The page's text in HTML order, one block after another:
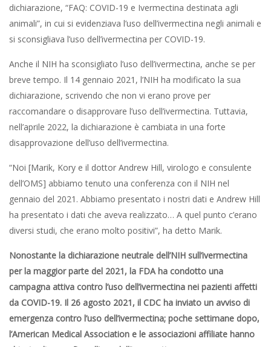
dichiarazione, “FAQ: COVID-19 e Ivermectina destinata agli
animali”, in cui si evidenziava l’uso dell’ivermectina negli animali e
si sconsigliava l’uso dell’ivermectina per COVID-19.
Anche il NIH ha sconsigliato l’uso dell’ivermectina, anche se per
breve tempo. Il 14 gennaio 2021, l’NIH ha modificato la sua
dichiarazione, scrivendo che non vi erano prove per
raccomandare o disapprovare l’uso dell’ivermectina. Tuttavia,
nell’aprile 2022, la dichiarazione è cambiata in una forte
disapprovazione dell’uso dell’ivermectina.
“Noi [Marik, Kory e il dottor Andrew Hill, virologo e consulente
dell’OMS] abbiamo tenuto una conferenza con il NIH nel
gennaio del 2021. Abbiamo presentato i nostri dati e Andrew Hill
ha presentato i dati che aveva realizzato… A quel punto c’erano
diversi studi, che erano molto positivi”, ha detto Marik.
Nonostante la dichiarazione neutrale dell’NIH sull’ivermectina
per la maggior parte del 2021, la FDA ha condotto una
campagna attiva contro l’uso dell’ivermectina nei pazienti affetti
da COVID-19. Il 26 agosto 2021, il CDC ha inviato un avviso di
emergenza contro l’uso dell’ivermectina; poche settimane dopo,
l’American Medical Association e le associazioni affiliate hanno